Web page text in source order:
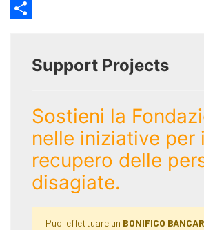
X
Support Projects
Sostieni la
nelle iniziative per
recupero delle
disagiate.
Puoi effettuare un BONIFICO